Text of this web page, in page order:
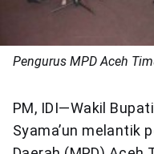
Pengurus MPD Aceh
PM, IDI—Wakil
Syama’un melantik